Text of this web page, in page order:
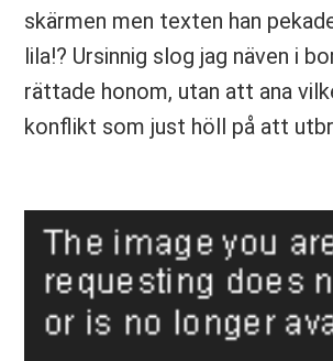
skärmen men texten han
lila!? Ursinnig slog jag näven i
rättade honom, utan att ana
konflikt som just höll på att